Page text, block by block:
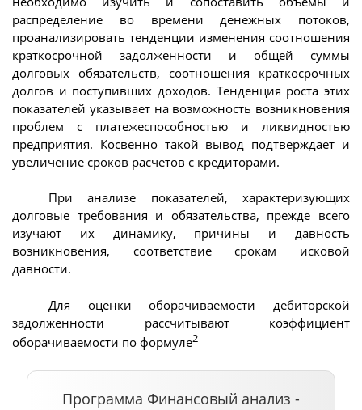
распределение во времени денежных потоков,
проанализировать тенденции изменения соотношения
краткосрочной задолженности и общей суммы
долговых обязательств, соотношения краткосрочных
долгов и поступивших доходов. Тенденция роста этих
показателей указывает на возможность возникновения
проблем с платежеспособностью и ликвидностью
предприятия. Косвенно такой вывод подтверждает и
увеличение сроков расчетов с кредиторами.
При анализе показателей, характеризующих
долговые требования и обязательства, прежде всего
изучают их динамику, причины и давность
возникновения, соответствие срокам исковой
давности.
Для оценки оборачиваемости дебиторской
задолженности рассчитывают коэффициент
оборачиваемости по формуле2
Программа Финансовый анализ -